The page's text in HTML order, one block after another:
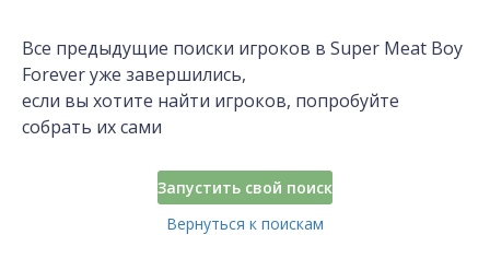
Все предыдущие поиски игроков в Super Meat Boy
Forever уже завершились,
если вы хотите найти игроков, попробуйте
собрать их сами
Запустить свой поиск
Вернуться к поискам